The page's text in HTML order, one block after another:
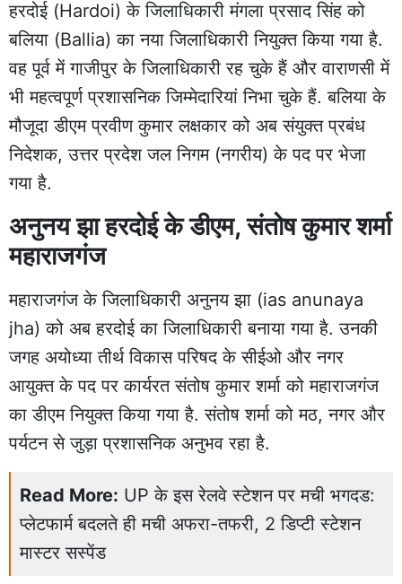
हरदोई (Hardoi) के जिलाधिकारी मंगला प्रसाद सिंह को
बलिया (Ballia) का नया जिलाधिकारी नियुक्त किया गया है.
वह पूर्व में गाजीपुर के जिलाधिकारी रह चुके हैं और वाराणसी में
भी महत्वपूर्ण प्रशासनिक जिम्मेदारियां निभा चुके हैं. बलिया के
मौजूदा डीएम प्रवीण कुमार लक्षकार को अब संयुक्त प्रबंध
निदेशक, उत्तर प्रदेश जल निगम (नगरीय) के पद पर भेजा
गया है.
अनुनय झा हरदोई के डीएम, संतोष कुमार शर्मा
महाराजगंज
महाराजगंज के जिलाधिकारी अनुनय झा (ias anunaya
jha) को अब हरदोई का जिलाधिकारी बनाया गया है. उनकी
जगह अयोध्या तीर्थ विकास परिषद के सीईओ और नगर
आयुक्त के पद पर कार्यरत संतोष कुमार शर्मा को महाराजगंज
का डीएम नियुक्त किया गया है. संतोष शर्मा को मठ, नगर और
पर्यटन से जुड़ा प्रशासनिक अनुभव रहा है.
Read More: UP के इस रेलवे स्टेशन पर मची भगदड:
प्लेटफार्म बदलते ही मची अफरा-तफरी, 2 डिप्टी स्टेशन
मास्टर सस्पेंड